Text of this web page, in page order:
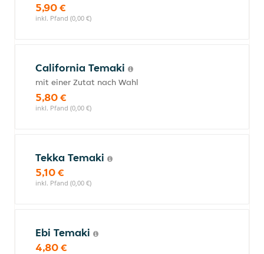
5,90 €
inkl. Pfand (0,00 €)
California Temaki
mit einer Zutat nach Wahl
5,80 €
inkl. Pfand (0,00 €)
Tekka Temaki
5,10 €
inkl. Pfand (0,00 €)
Ebi Temaki
4,80 €